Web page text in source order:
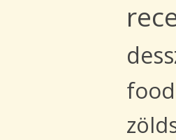
food